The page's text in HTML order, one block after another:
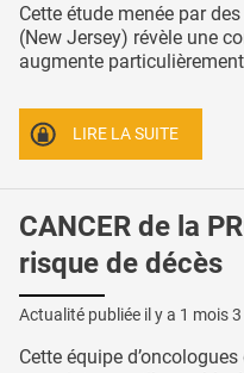
Cette étude menée par
(New Jersey) révèle une
augmente
LIRE LA SUITE
CANCER de la
risque de décès
Actualité publiée il y a 1 mois
Cette équipe